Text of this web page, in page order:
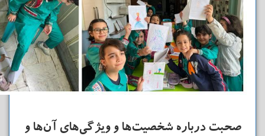
صحبت درباره شخصیت‌ها و ویژگی‌های آن‌ها و